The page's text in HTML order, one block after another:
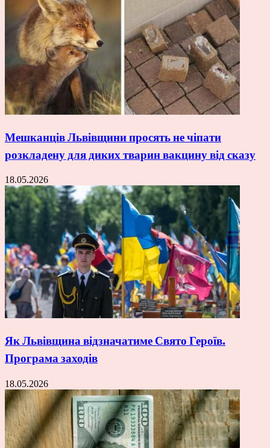
Мешканців Львівщини просять не чіпати
розкладену для диких тварин вакцину від сказу
18.05.2026
Як Львівщина відзначатиме Свято Героїв.
Програма заходів
18.05.2026